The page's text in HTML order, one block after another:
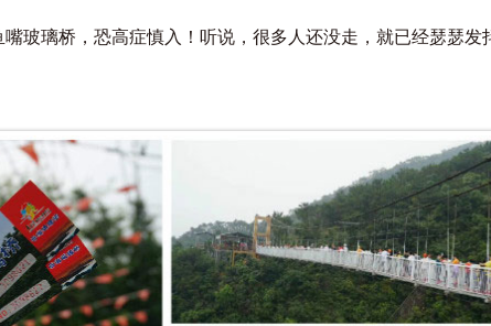
玻璃桥，恐高症慎入！听说，很多人还没走，就已经瑟瑟